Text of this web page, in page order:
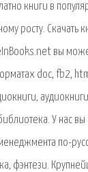
книги в
росту.
вы
doc, fb2,
У нас
по-
фэнтези.